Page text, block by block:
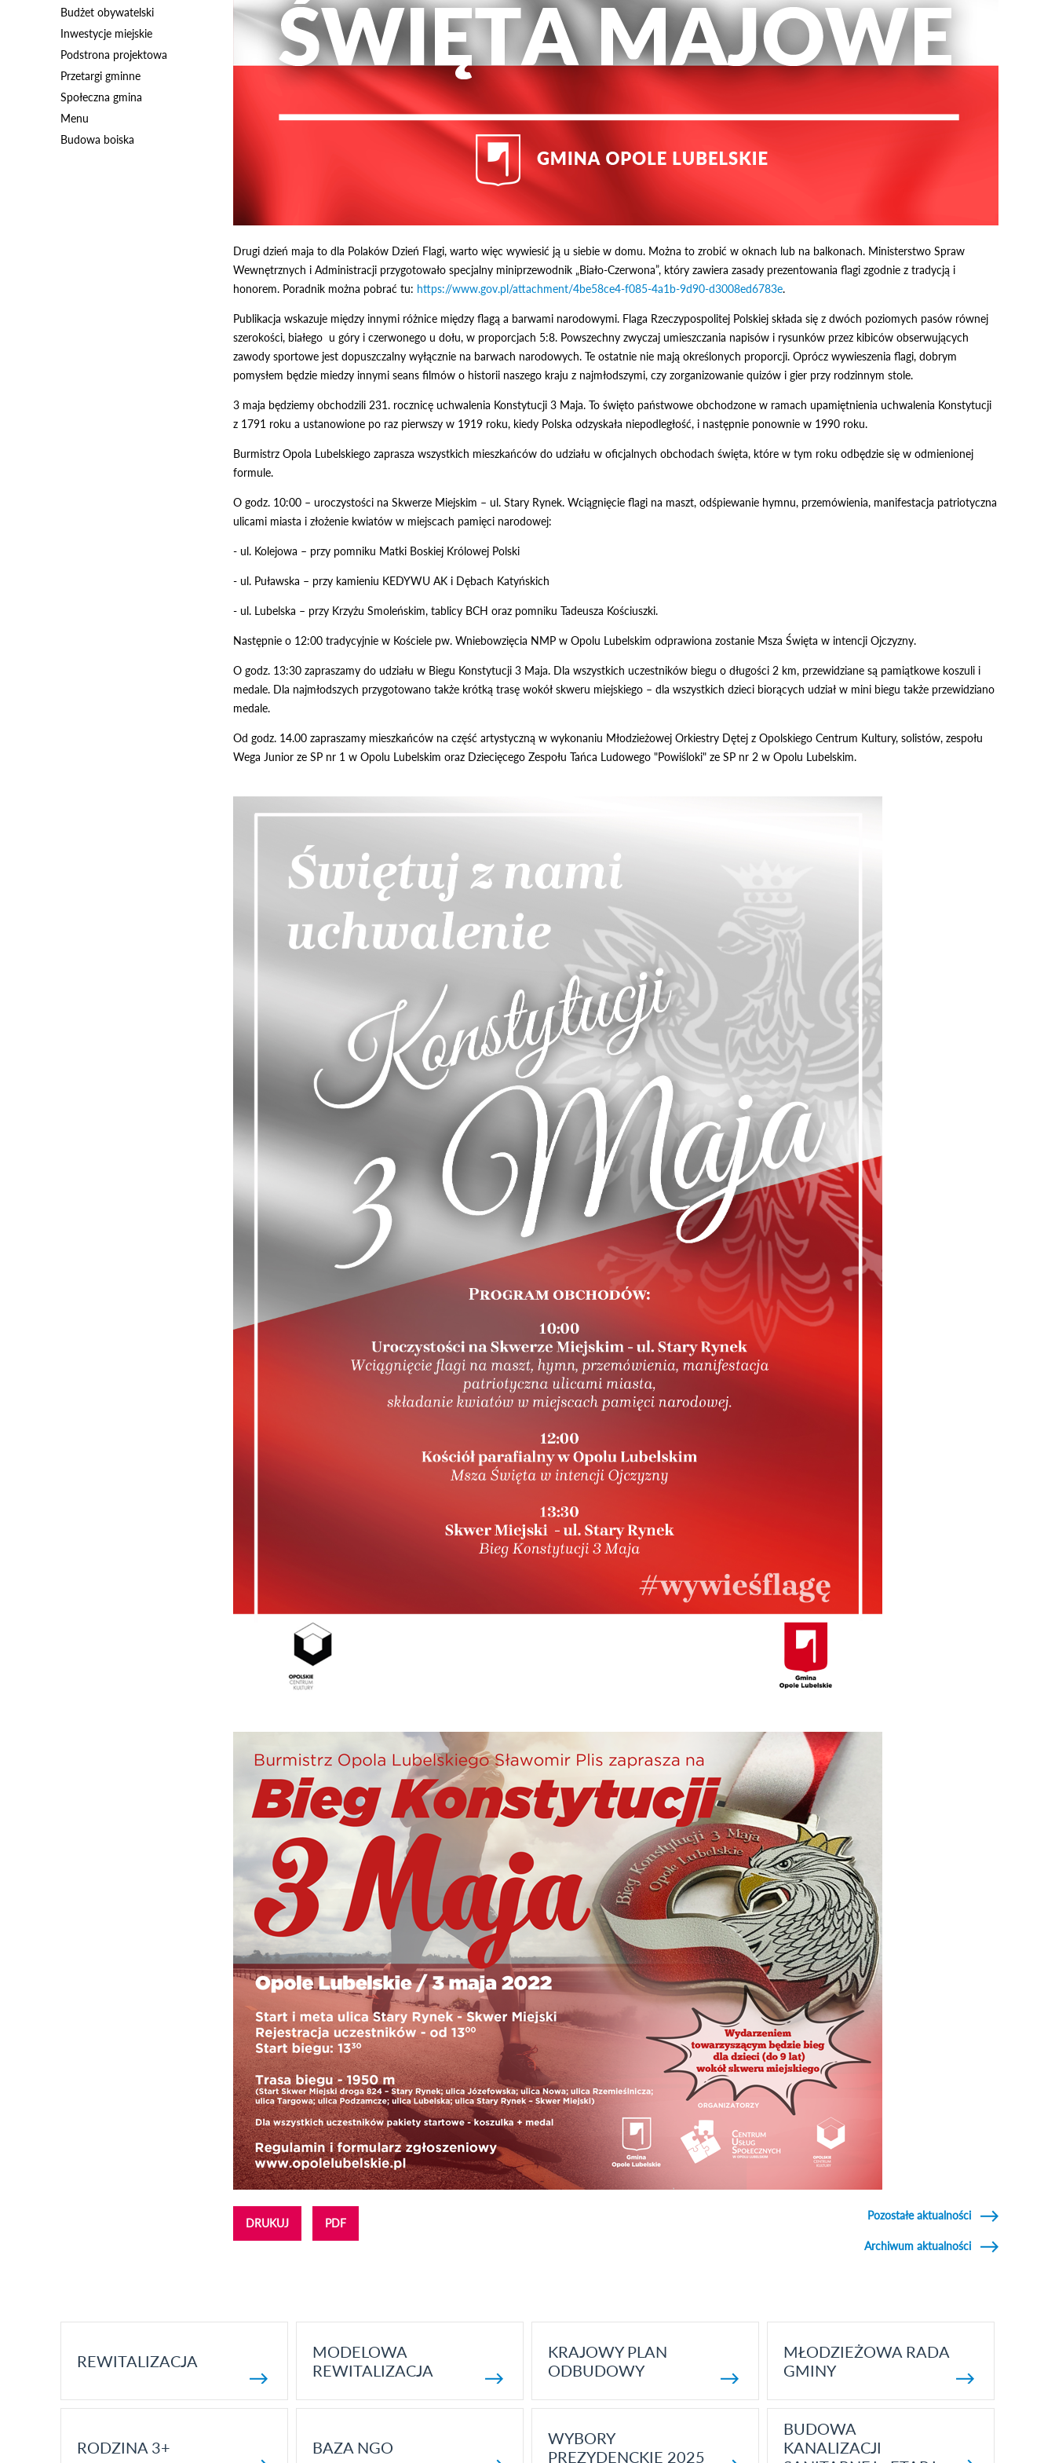
Budżet obywatelski
Inwestycje miejskie
Podstrona projektowa
Przetargi gminne
Społeczna gmina
Menu
Budowa boiska
Drugi dzień maja to dla Polaków Dzień Flagi, warto więc wywiesić ją u siebie w domu. Można to zrobić w oknach lub na balkonach. Ministerstwo Spraw
Wewnętrznych i Administracji przygotowało specjalny miniprzewodnik „Biało-Czerwona”, który zawiera zasady prezentowania flagi zgodnie z tradycją i
honorem. Poradnik można pobrać tu: https://www.gov.pl/attachment/4be58ce4-f085-4a1b-9d90-d3008ed6783e.
Publikacja wskazuje między innymi różnice między flagą a barwami narodowymi. Flaga Rzeczypospolitej Polskiej składa się z dwóch poziomych pasów równej
szerokości, białego u góry i czerwonego u dołu, w proporcjach 5:8. Powszechny zwyczaj umieszczania napisów i rysunków przez kibiców obserwujących
zawody sportowe jest dopuszczalny wyłącznie na barwach narodowych. Te ostatnie nie mają określonych proporcji. Oprócz wywieszenia flagi, dobrym
pomysłem będzie miedzy innymi seans filmów o historii naszego kraju z najmłodszymi, czy zorganizowanie quizów i gier przy rodzinnym stole.
3 maja będziemy obchodzili 231. rocznicę uchwalenia Konstytucji 3 Maja. To święto państwowe obchodzone w ramach upamiętnienia uchwalenia Konstytucji
z 1791 roku a ustanowione po raz pierwszy w 1919 roku, kiedy Polska odzyskała niepodległość, i następnie ponownie w 1990 roku.
Burmistrz Opola Lubelskiego zaprasza wszystkich mieszkańców do udziału w oficjalnych obchodach święta, które w tym roku odbędzie się w odmienionej
formule.
O godz. 10:00 – uroczystości na Skwerze Miejskim – ul. Stary Rynek. Wciągnięcie flagi na maszt, odśpiewanie hymnu, przemówienia, manifestacja patriotyczna
ulicami miasta i złożenie kwiatów w miejscach pamięci narodowej:
- ul. Kolejowa – przy pomniku Matki Boskiej Królowej Polski
- ul. Puławska – przy kamieniu KEDYWU AK i Dębach Katyńskich
- ul. Lubelska – przy Krzyżu Smoleńskim, tablicy BCH oraz pomniku Tadeusza Kościuszki.
Następnie o 12:00 tradycyjnie w Kościele pw. Wniebowzięcia NMP w Opolu Lubelskim odprawiona zostanie Msza Święta w intencji Ojczyzny.
O godz. 13:30 zapraszamy do udziału w Biegu Konstytucji 3 Maja. Dla wszystkich uczestników biegu o długości 2 km, przewidziane są pamiątkowe koszuli i
medale. Dla najmłodszych przygotowano także krótką trasę wokół skweru miejskiego – dla wszystkich dzieci biorących udział w mini biegu także przewidziano
medale.
Od godz. 14.00 zapraszamy mieszkańców na część artystyczną w wykonaniu Młodzieżowej Orkiestry Dętej z Opolskiego Centrum Kultury, solistów, zespołu
Wega Junior ze SP nr 1 w Opolu Lubelskim oraz Dziecięcego Zespołu Tańca Ludowego "Powiśloki" ze SP nr 2 w Opolu Lubelskim.
DRUKUJ PDF
Pozostałe aktualności
Archiwum aktualności
REWITALIZACJA
MODELOWA
REWITALIZACJA
KRAJOWY PLAN
ODBUDOWY
MŁODZIEŻOWA RADA
GMINY
RODZINA 3+ BAZA NGO
WYBORY
PREZYDENCKIE 2025
BUDOWA
KANALIZACJI